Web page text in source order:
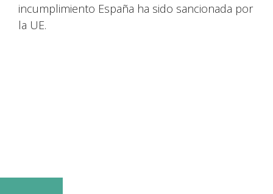
incumplimiento España ha sido sancionada por
la UE.